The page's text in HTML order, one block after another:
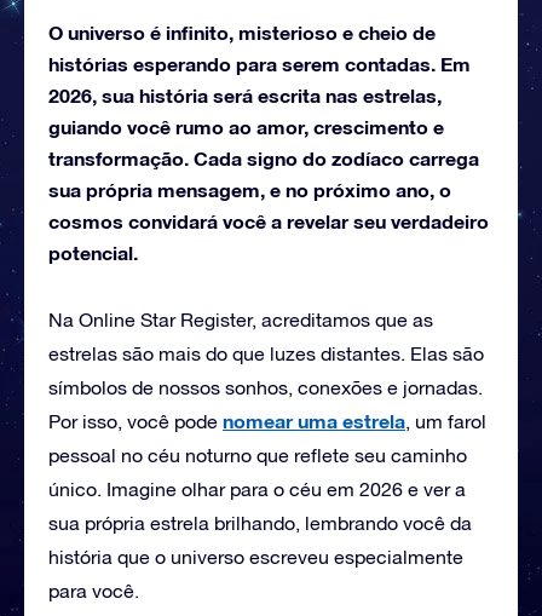
O universo é infinito, misterioso e cheio de
histórias esperando para serem contadas. Em
2026, sua história será escrita nas estrelas,
guiando você rumo ao amor, crescimento e
transformação. Cada signo do zodíaco carrega
sua própria mensagem, e no próximo ano, o
cosmos convidará você a revelar seu verdadeiro
potencial.
Na Online Star Register, acreditamos que as
estrelas são mais do que luzes distantes. Elas são
símbolos de nossos sonhos, conexões e jornadas.
Por isso, você pode nomear uma estrela, um farol
pessoal no céu noturno que reflete seu caminho
único. Imagine olhar para o céu em 2026 e ver a
sua própria estrela brilhando, lembrando você da
história que o universo escreveu especialmente
para você.